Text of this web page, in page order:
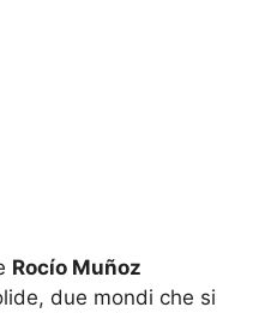
Rocío Muñoz
due mondi che si